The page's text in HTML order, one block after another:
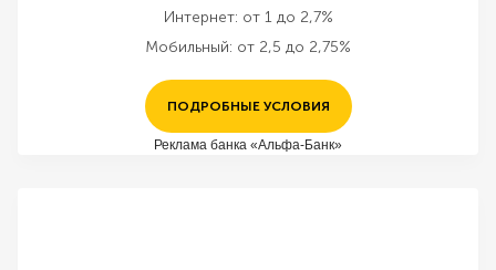
Интернет: от 1 до 2,7%
Мобильный: от 2,5 до 2,75%
ПОДРОБНЫЕ УСЛОВИЯ
Реклама банка «Альфа-Банк»